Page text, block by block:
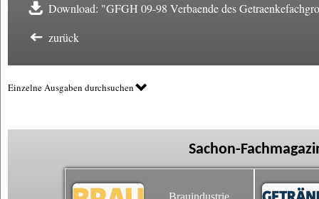
Download: "GFGH 09-98 Verbaende des
zurück
Einzelne Ausgaben durchsuchen
Sachon-
Brauindustrie